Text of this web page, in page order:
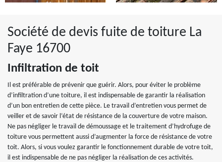
Société de devis fuite de toiture La
Faye 16700
Infiltration de toit
Il est préférable de prévenir que guérir. Alors, pour éviter le problème
d’infiltration d’une toiture, il est indispensable de garantir la réalisation
d’un bon entretien de cette pièce. Le travail d’entretien vous permet de
veiller et de savoir l’état de résistance de la couverture de votre maison.
Ne pas négliger le travail de démoussage et le traitement d’hydrofuge de
toiture vous permettent aussi d’augmenter la force de résistance de votre
toit. Alors, si vous voulez garantir le fonctionnement durable de votre toit,
il est indispensable de ne pas négliger la réalisation de ces activités.